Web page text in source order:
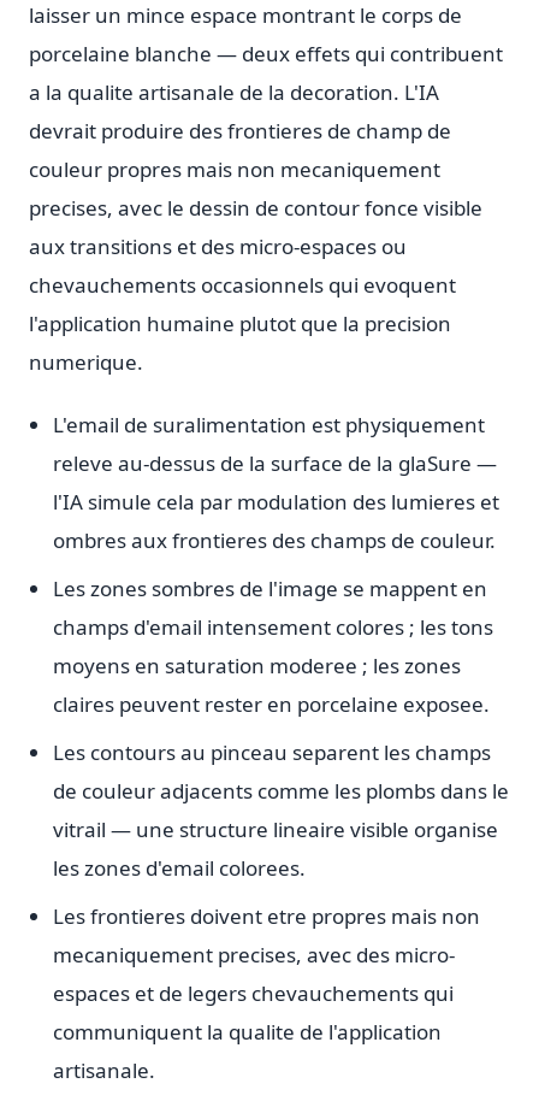
laisser un mince espace montrant le corps de
porcelaine blanche — deux effets qui contribuent
a la qualite artisanale de la decoration. L'IA
devrait produire des frontieres de champ de
couleur propres mais non mecaniquement
precises, avec le dessin de contour fonce visible
aux transitions et des micro-espaces ou
chevauchements occasionnels qui evoquent
l'application humaine plutot que la precision
numerique.
L'email de suralimentation est physiquement
releve au-dessus de la surface de la glaSure —
l'IA simule cela par modulation des lumieres et
ombres aux frontieres des champs de couleur.
Les zones sombres de l'image se mappent en
champs d'email intensement colores ; les tons
moyens en saturation moderee ; les zones
claires peuvent rester en porcelaine exposee.
Les contours au pinceau separent les champs
de couleur adjacents comme les plombs dans le
vitrail — une structure lineaire visible organise
les zones d'email colorees.
Les frontieres doivent etre propres mais non
mecaniquement precises, avec des micro-
espaces et de legers chevauchements qui
communiquent la qualite de l'application
artisanale.